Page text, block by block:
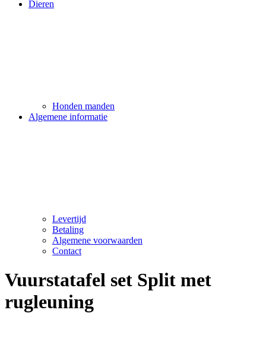
Dieren
Honden manden
Algemene informatie
Levertijd
Betaling
Algemene voorwaarden
Contact
Vuurstatafel set Split met
rugleuning